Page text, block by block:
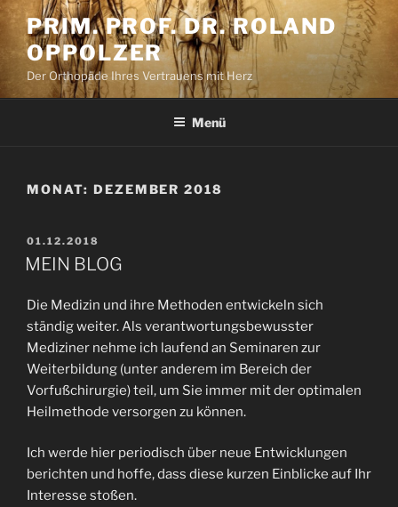
Zum
Inhalt
springen
PRIM. PROF. DR. ROLAND
OPPOLZER
Der Orthopäde Ihres Vertrauens mit Herz
Menü
MONAT: DEZEMBER 2018
VERÖFFENTLICHT
AM
01.12.2018
MEIN BLOG
Die Medizin und ihre Methoden entwickeln sich
ständig weiter. Als verantwortungsbewusster
Mediziner nehme ich laufend an Seminaren zur
Weiterbildung (unter anderem im Bereich der
Vorfußchirurgie) teil, um Sie immer mit der optimalen
Heilmethode versorgen zu können.
Ich werde hier periodisch über neue Entwicklungen
berichten und hoffe, dass diese kurzen Einblicke auf Ihr
Interesse stoßen.